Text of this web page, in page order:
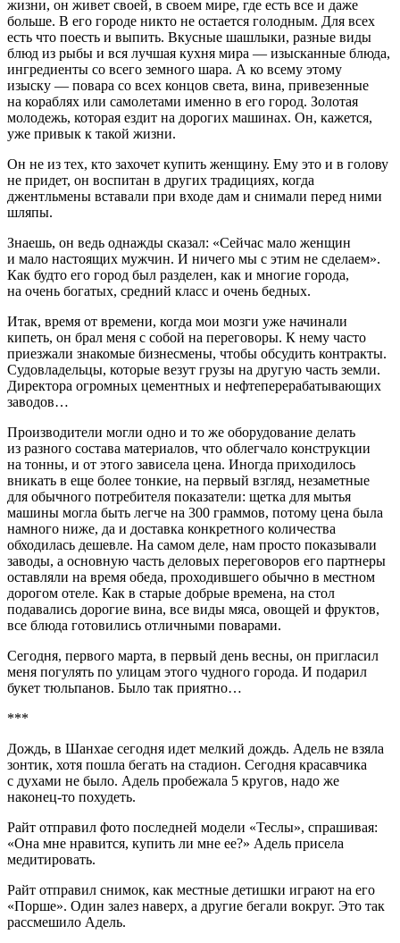
жизни, он живет своей, в своем мире, где есть все и даже
больше. В его городе никто не остается голодным. Для всех
есть что поесть и выпить. Вкусные шашлыки, разные виды
блюд из рыбы и вся лучшая кухня мира — изысканные блюда,
ингредиенты со всего земного шара. А ко всему этому
изыску — повара со всех концов света, вина, привезенные
на кораблях или самолетами именно в его город. Золотая
молодежь, которая ездит на дорогих машинах. Он, кажется,
уже привык к такой жизни.
Он не из тех, кто захочет купить женщину. Ему это и в голову
не придет, он воспитан в других традициях, когда
джентльмены вставали при входе дам и снимали перед ними
шляпы.
Знаешь, он ведь однажды сказал: «Сейчас мало женщин
и мало настоящих мужчин. И ничего мы с этим не сделаем».
Как будто его город был разделен, как и многие города,
на очень богатых, средний класс и очень бедных.
Итак, время от времени, когда мои мозги уже начинали
кипеть, он брал меня с собой на переговоры. К нему часто
приезжали знакомые бизнесмены, чтобы обсудить контракты.
Судовладельцы, которые везут грузы на другую часть земли.
Директора огромных цементных и нефтеперерабатывающих
заводов…
Производители могли одно и то же оборудование делать
из разного состава материалов, что облегчало конструкции
на тонны, и от этого зависела цена. Иногда приходилось
вникать в еще более тонкие, на первый взгляд, незаметные
для обычного потребителя показатели: щетка для мытья
машины могла быть легче на 300 граммов, потому цена была
намного ниже, да и доставка конкретного количества
обходилась дешевле. На самом деле, нам просто показывали
заводы, а основную часть деловых переговоров его партнеры
оставляли на время обеда, проходившего обычно в местном
дорогом отеле. Как в старые добрые времена, на стол
подавались дорогие вина, все виды мяса, овощей и фруктов,
все блюда готовились отличными поварами.
Сегодня, первого марта, в первый день весны, он пригласил
меня погулять по улицам этого чудного города. И подарил
букет тюльпанов. Было так приятно…
***
Дождь, в Шанхае сегодня идет мелкий дождь. Адель не взяла
зонтик, хотя пошла бегать на стадион. Сегодня красавчика
с духами не было. Адель пробежала 5 кругов, надо же
наконец-то похудеть.
Райт отправил фото последней модели «Теслы», спрашивая:
«Она мне нравится, купить ли мне ее?» Адель присела
медитировать.
Райт отправил снимок, как местные детишки играют на его
«Порше». Один залез наверх, а другие бегали вокруг. Это так
рассмешило Адель.